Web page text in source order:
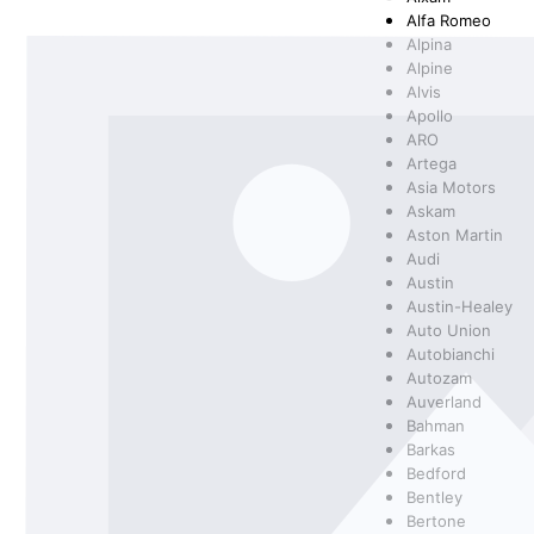
HEIZUNG/
KUPPLUNG/
KLEBSTOFFE
BOSCH
GENERAL
MERCEDES
PEMCO
Alfa Romeo
Alpina
Alpine
Alvis
Apollo
ARO
Artega
Asia Motors
Askam
Aston Martin
Audi
Austin
Austin-Healey
Auto Union
Autobianchi
Autozam
Auverland
Bahman
Barkas
Bedford
Bentley
Bertone